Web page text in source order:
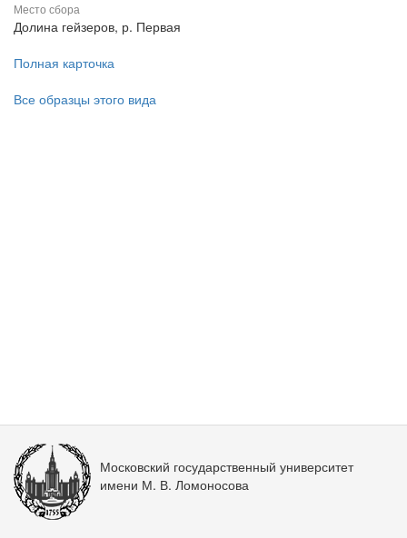
Место сбора
Долина гейзеров, р. Первая
Полная карточка
Все образцы этого вида
Московский государственный университет
имени М. В. Ломоносова